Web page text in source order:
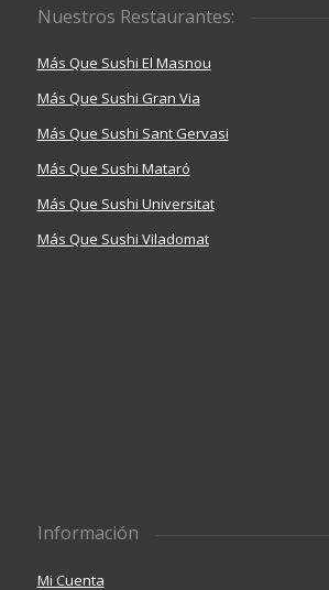
Nuestros Restaurantes:
Más Que Sushi El Masnou
Más Que Sushi Gran Via
Más Que Sushi Sant Gervasi
Más Que Sushi Mataró
Más Que Sushi Universitat
Más Que Sushi Viladomat
Información
Mi Cuenta